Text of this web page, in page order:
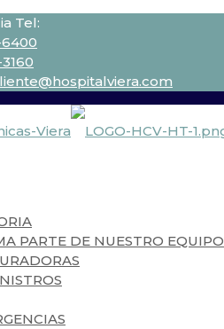
Tel:
6400
PARTE DE NUESTRO EQUIPO